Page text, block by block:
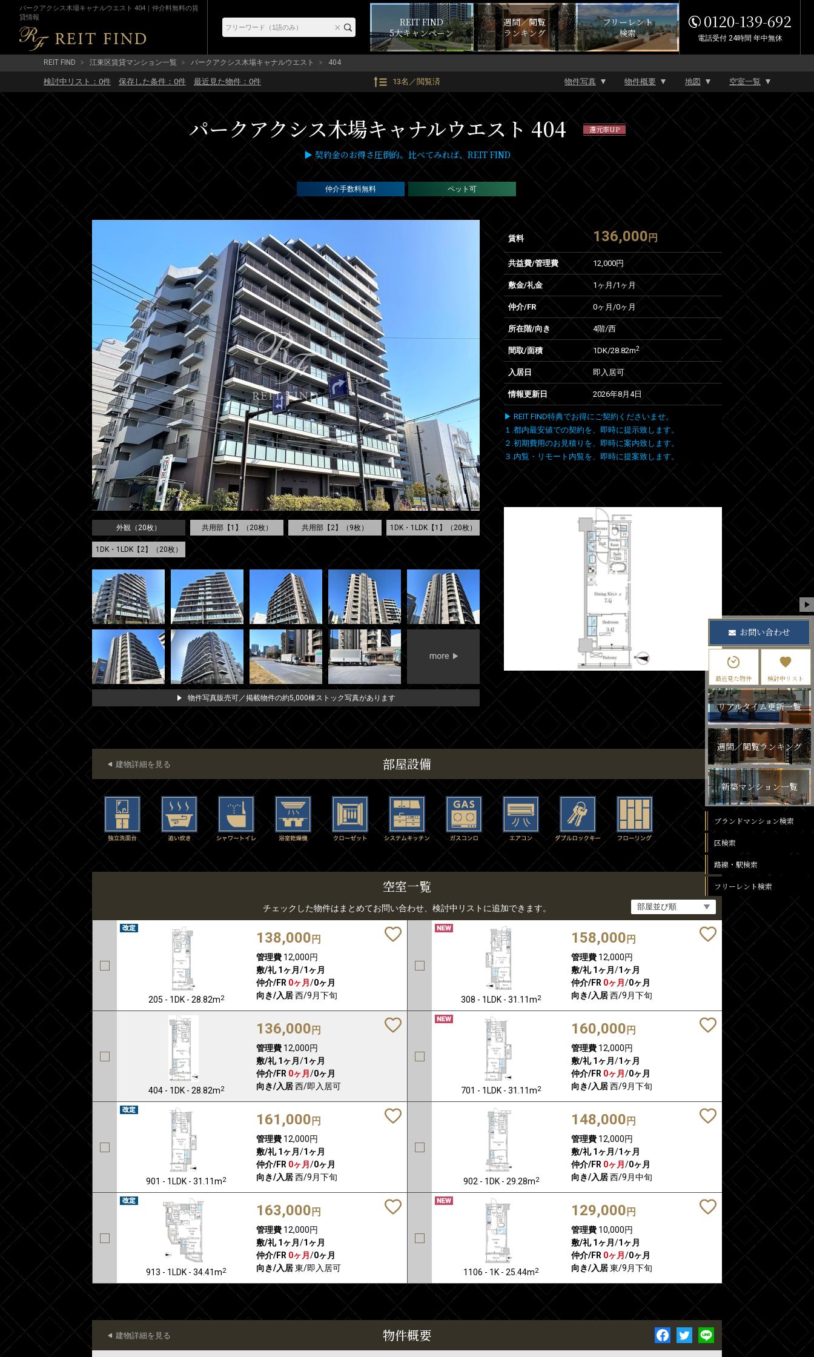
パークアクシス木場キャナルウエスト 404｜仲介料無料の賃
貸情報
REIT FIND
5大キャンペーン
週間／閲覧
ランキング
フリーレント
検索
0120-139-692
電話受付 24時間 年中無休
REIT FIND 江東区賃貸マンション一覧 パークアクシス木場キャナルウエスト 404
検討中リスト： 0件 保存した条件： 0件 最近見た物件： 0件 13名／閲覧済 物件写真 物件概要 地図 空室一覧
パークアクシス木場キャナルウエスト 404 還元率UP
▶ 契約金のお得さ圧倒的。比べてみれば、REIT FIND
仲介手数料無料 ペット可
外観（20枚） 共用部【1】（20枚） 共用部【2】（9枚） 1DK・1LDK【1】（20枚）
1DK・1LDK【2】（20枚）
物件写真販売可／掲載物件の約5,000棟ストック写真があります
賃料 136,000 円
共益費/管理費 12,000円
敷金/礼金 1ヶ月 /1ヶ月
仲介/FR 0ヶ月 /0ヶ月
所在階/向き 4階/西
間取/面積 1DK/28.82m2
入居日 即入居可
情報更新日 2026年8月4日
▶ REIT FIND特典でお得にご契約くださいませ。
１.都内最安値での契約を、即時に提示致します。
２.初期費用のお見積りを、即時に案内致します。
３.内覧・リモート内覧を、即時に提案致します。
部屋設備
建物詳細を見る
空室一覧
チェックした物件はまとめてお問い合わせ、検討中リストに追加できます。
205 - 1DK - 28.82m2
138,000 円
管理費12,000円
敷/礼 1ヶ月 /1ヶ月
仲介/FR 0ヶ月 /0ヶ月
向き/入居西/9月下旬 308 - 1LDK - 31.11m2
158,000 円
管理費12,000円
敷/礼 1ヶ月 /1ヶ月
仲介/FR 0ヶ月 /0ヶ月
向き/入居西/9月下旬
404 - 1DK - 28.82m2
136,000 円
管理費12,000円
敷/礼 1ヶ月 /1ヶ月
仲介/FR 0ヶ月 /0ヶ月
向き/入居西/即入居可 701 - 1LDK - 31.11m2
160,000 円
管理費12,000円
敷/礼 1ヶ月 /1ヶ月
仲介/FR 0ヶ月 /0ヶ月
向き/入居西/9月下旬
901 - 1LDK - 31.11m2
161,000 円
管理費12,000円
敷/礼 1ヶ月 /1ヶ月
仲介/FR 0ヶ月 /0ヶ月
向き/入居西/9月下旬 902 - 1DK - 29.28m2
148,000 円
管理費12,000円
敷/礼 1ヶ月 /1ヶ月
仲介/FR 0ヶ月 /0ヶ月
向き/入居西/9月中旬
913 - 1LDK - 34.41m2
163,000 円
管理費12,000円
敷/礼 1ヶ月 /1ヶ月
仲介/FR 0ヶ月 /0ヶ月
向き/入居東/即入居可 1106 - 1K - 25.44m2
129,000 円
管理費10,000円
敷/礼 1ヶ月 /1ヶ月
仲介/FR 0ヶ月 /0ヶ月
向き/入居東/9月下旬
物件概要
建物詳細を見る
お問い合わせ
最近見た物件 検討中リスト
リアルタイム更新一覧
週間／閲覧ランキング
新築マンション一覧
ブランドマンション検索
区検索
路線・駅検索
フリーレント検索